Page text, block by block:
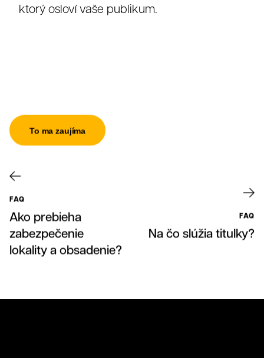
Grafika
ktorý osloví vaše publikum.
To ma zaujíma
FAQ
Ako prebieha
zabezpečenie
lokality a obsadenie?
FAQ
Na čo slúžia titulky?